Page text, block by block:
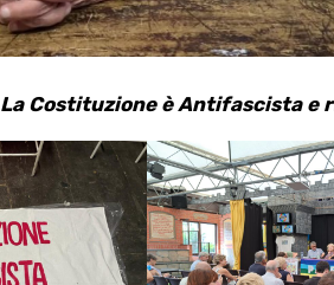
La Costituzione è Antifascista e